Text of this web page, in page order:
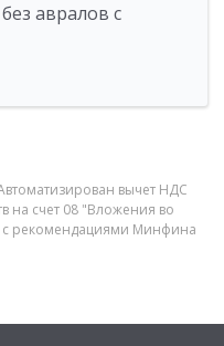
авралов с
вычет НДС
на счет 08 "Вложения во
с рекомендациями Минфина